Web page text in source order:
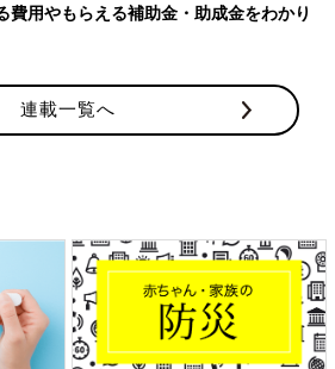
費用やもらえる補助金・助成金をわかり
連載一覧へ